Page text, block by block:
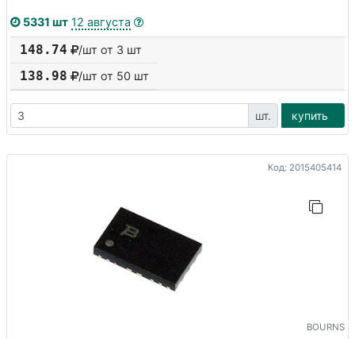
5331 шт 12 августа
148.74 /шт от 3 шт
138.98 /шт от 50 шт
шт. купить
Код: 2015405414
BOURNS